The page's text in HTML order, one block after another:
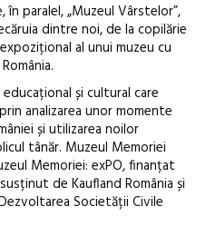
în paralel, „Muzeul Vârstelor”,
dintre noi, de la copilărie
al unui muzeu cu
și cultural care
analizarea unor momente
și utilizarea noilor
tânăr. Muzeul Memoriei
Memoriei: exPO, finanțat
de Kaufland România și
Societății Civile